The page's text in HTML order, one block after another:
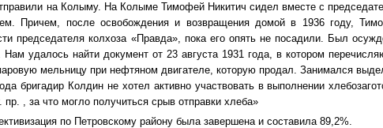
на Колыму. На Колыме Тимофей Никитич сидел вместе с
Причем, после освобождения и возвращения домой в 1936 году,
председателя колхоза «Правда», пока его опять не посадили. Был
удалось найти документ от 23 августа 1931 года, в котором
мельницу при нефтяном двигателе, которую продал. Занимался
бригадир Колдин не хотел активно участвовать в выполнении
, за что могло получиться срыв отправки хлеба»
по Петровскому району была завершена и составила 89,2%.